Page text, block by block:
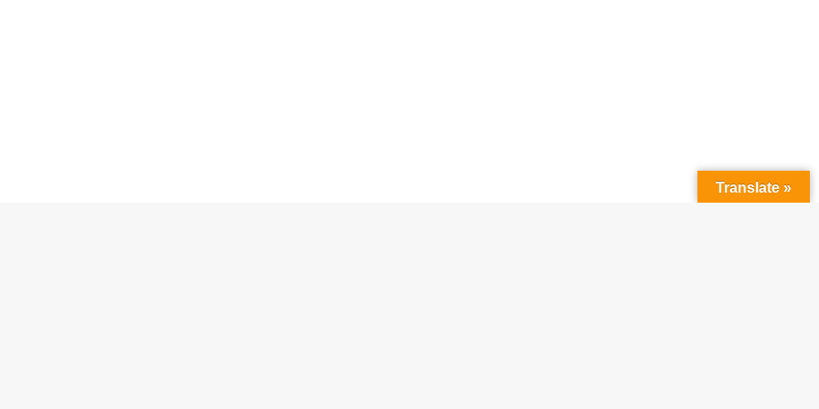
Translate »